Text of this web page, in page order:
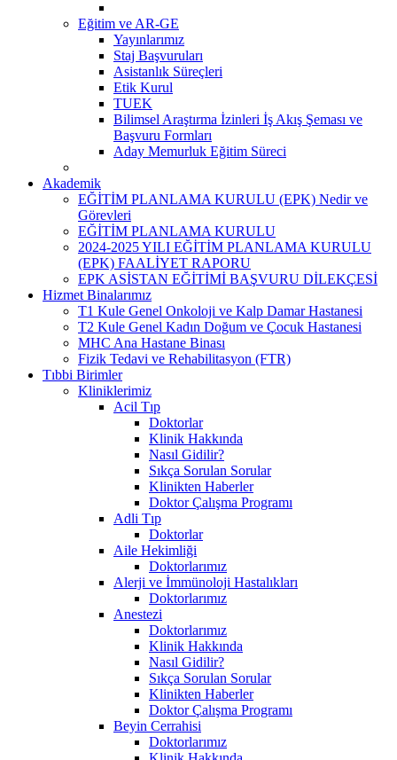
Eğitim ve AR-GE
Yayınlarımız
Staj Başvuruları
Asistanlık Süreçleri
Etik Kurul
TUEK
Bilimsel Araştırma İzinleri İş Akış Şeması ve
Başvuru Formları
Aday Memurluk Eğitim Süreci
Akademik
EĞİTİM PLANLAMA KURULU (EPK) Nedir ve
Görevleri
EĞİTİM PLANLAMA KURULU
2024-2025 YILI EĞİTİM PLANLAMA KURULU
(EPK) FAALİYET RAPORU
EPK ASİSTAN EĞİTİMİ BAŞVURU DİLEKÇESİ
Hizmet Binalarımız
T1 Kule Genel Onkoloji ve Kalp Damar Hastanesi
T2 Kule Genel Kadın Doğum ve Çocuk Hastanesi
MHC Ana Hastane Binası
Fizik Tedavi ve Rehabilitasyon (FTR)
Tıbbi Birimler
Kliniklerimiz
Acil Tıp
Doktorlar
Klinik Hakkında
Nasıl Gidilir?
Sıkça Sorulan Sorular
Klinikten Haberler
Doktor Çalışma Programı
Adli Tıp
Doktorlar
Aile Hekimliği
Doktorlarımız
Alerji ve İmmünoloji Hastalıkları
Doktorlarımız
Anestezi
Doktorlarımız
Klinik Hakkında
Nasıl Gidilir?
Sıkça Sorulan Sorular
Klinikten Haberler
Doktor Çalışma Programı
Beyin Cerrahisi
Doktorlarımız